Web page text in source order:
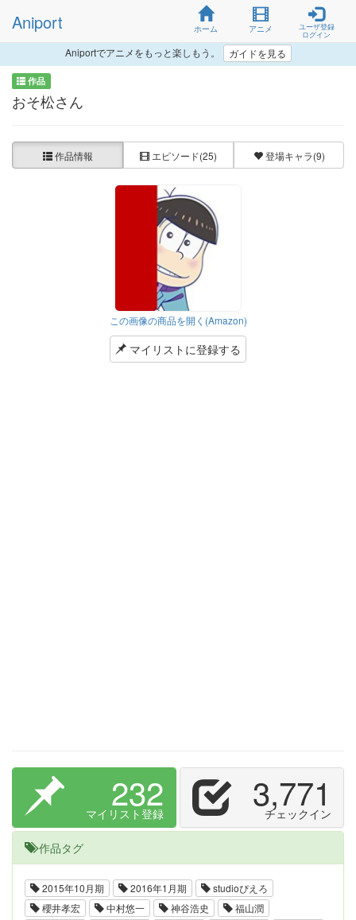
Aniport ホーム アニメ
ユーザ登録
ログイン
Aniportでアニメをもっと楽しもう。 ガイドを見る
作品
おそ松さん
作品情報 エピソード(25) 登場キャラ(9)
この画像の商品を開く(Amazon)
マイリストに登録する
232
マイリスト登録 3,771
チェックイン
作品タグ
2015年10月期 2016年1月期
studioぴえろ
櫻井孝宏
中村悠一 神谷浩史
福山潤